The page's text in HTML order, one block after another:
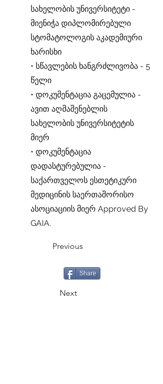
სახელობის უნივერსიტეტი -
მიენიჭა დიპლომირებული
სტომატოლოგის აკადემიური
ხარისხი
• სწავლების ხანგრძლივობა - 5
წელი
• დოკუმენტაცია გაცემულია -
ავით აღმაშენებლის
სახელობის უნივერსიტეტის
მიერ
• დოკუმენტაცია
დადასტურებულია -
საქართველოს ესთეტიკური
მედიცინის საერთაშორისო
ასოციაციის მიერ Approved By
GAIA.
Previous
Share
Next